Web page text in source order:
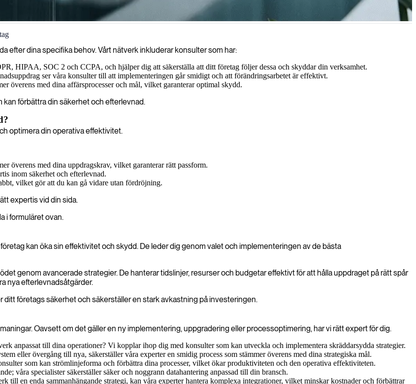
företag från hot samtidigt som vi säkerställer att regelefterlevnad uppfylls.
efter dina specifika behov. Vårt nätverk inkluderar konsulter som har:
HIPAA, SOC 2 och CCPA, och hjälper dig att säkerställa att ditt företag följer dessa och skyddar din verksamhet.
ser våra konsulter till att implementeringen går smidigt och att förändringsarbetet är effektivt.
överens med dina affärsprocesser och mål, vilket garanterar optimal skydd.
förbättra din säkerhet och efterlevnad.
optimera din operativa effektivitet.
överens med dina uppdragskrav, vilket garanterar rätt passform.
inom säkerhet och efterlevnad.
vilket gör att du kan gå vidare utan fördröjning.
expertis vid din sida.
i formuläret ovan.
kan öka sin effektivitet och skydd. De leder dig genom valet och implementeringen av de bästa
genom avancerade strategier. De hanterar tidslinjer, resurser och budgetar effektivt för att hålla uppdraget på rätt spår
nya efterlevnadsåtgärder.
företags säkerhet och säkerställer en stark avkastning på investeringen.
Oavsett om det gäller en ny implementering, uppgradering eller processoptimering, har vi rätt expert för dig.
anpassat till dina operationer? Vi kopplar ihop dig med konsulter som kan utveckla och implementera skräddarsydda strategier.
eller övergång till nya, säkerställer våra experter en smidig process som stämmer överens med dina strategiska mål.
som kan strömlinjeforma och förbättra dina processer, vilket ökar produktiviteten och den operativa effektiviteten.
våra specialister säkerställer säker och noggrann datahantering anpassad till din bransch.
till en enda sammanhängande strategi, kan våra experter hantera komplexa integrationer, vilket minskar kostnader och förbättrar